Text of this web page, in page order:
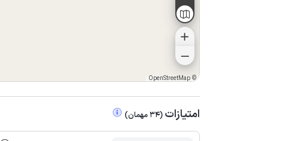
©
OpenStreetMap
امتیازات (
34مهمان)